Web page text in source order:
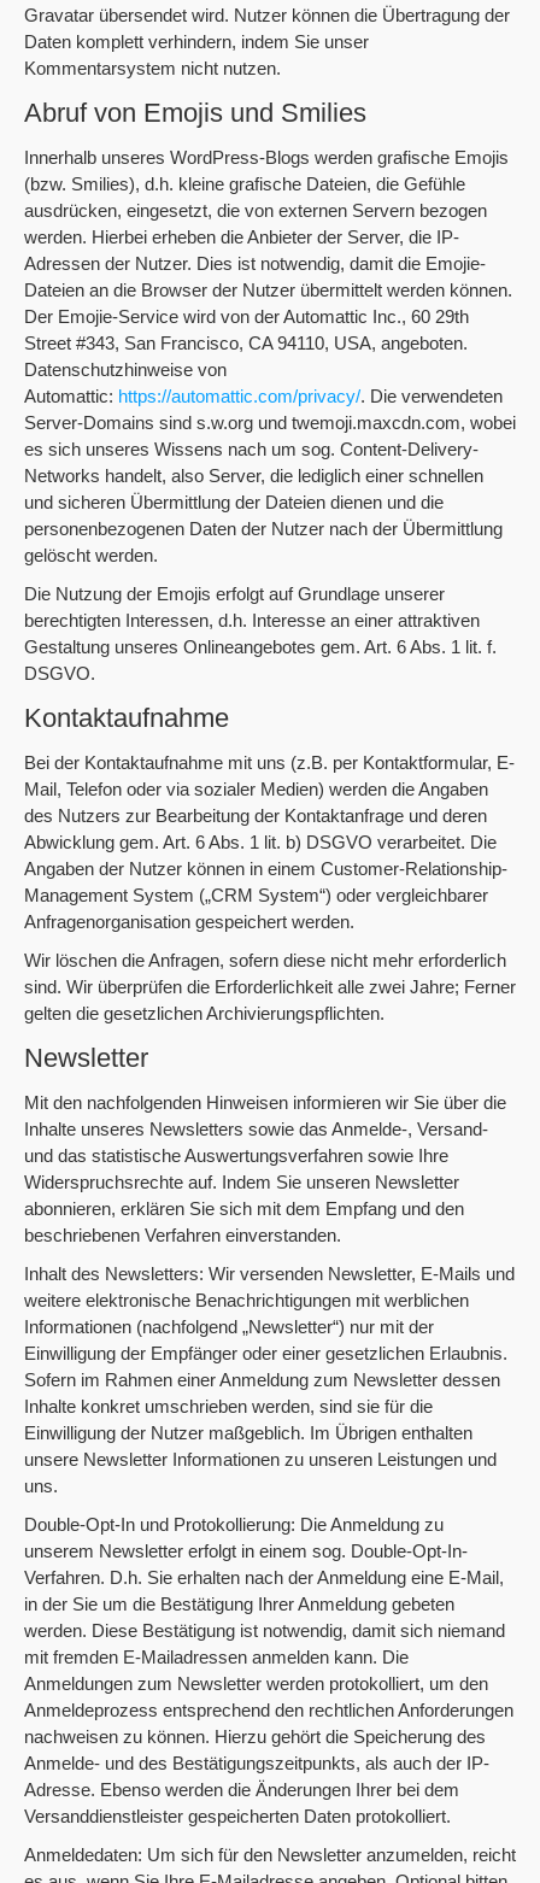
Gravatar übersendet wird. Nutzer können die Übertragung der
Daten komplett verhindern, indem Sie unser
Kommentarsystem nicht nutzen.
Abruf von Emojis und Smilies
Innerhalb unseres WordPress-Blogs werden grafische Emojis
(bzw. Smilies), d.h. kleine grafische Dateien, die Gefühle
ausdrücken, eingesetzt, die von externen Servern bezogen
werden. Hierbei erheben die Anbieter der Server, die IP-
Adressen der Nutzer. Dies ist notwendig, damit die Emojie-
Dateien an die Browser der Nutzer übermittelt werden können.
Der Emojie-Service wird von der Automattic Inc., 60 29th
Street #343, San Francisco, CA 94110, USA, angeboten.
Datenschutzhinweise von
Automattic: https://automattic.com/privacy/. Die verwendeten
Server-Domains sind s.w.org und twemoji.maxcdn.com, wobei
es sich unseres Wissens nach um sog. Content-Delivery-
Networks handelt, also Server, die lediglich einer schnellen
und sicheren Übermittlung der Dateien dienen und die
personenbezogenen Daten der Nutzer nach der Übermittlung
gelöscht werden.
Die Nutzung der Emojis erfolgt auf Grundlage unserer
berechtigten Interessen, d.h. Interesse an einer attraktiven
Gestaltung unseres Onlineangebotes gem. Art. 6 Abs. 1 lit. f.
DSGVO.
Kontaktaufnahme
Bei der Kontaktaufnahme mit uns (z.B. per Kontaktformular, E-
Mail, Telefon oder via sozialer Medien) werden die Angaben
des Nutzers zur Bearbeitung der Kontaktanfrage und deren
Abwicklung gem. Art. 6 Abs. 1 lit. b) DSGVO verarbeitet. Die
Angaben der Nutzer können in einem Customer-Relationship-
Management System („CRM System“) oder vergleichbarer
Anfragenorganisation gespeichert werden.
Wir löschen die Anfragen, sofern diese nicht mehr erforderlich
sind. Wir überprüfen die Erforderlichkeit alle zwei Jahre; Ferner
gelten die gesetzlichen Archivierungspflichten.
Newsletter
Mit den nachfolgenden Hinweisen informieren wir Sie über die
Inhalte unseres Newsletters sowie das Anmelde-, Versand-
und das statistische Auswertungsverfahren sowie Ihre
Widerspruchsrechte auf. Indem Sie unseren Newsletter
abonnieren, erklären Sie sich mit dem Empfang und den
beschriebenen Verfahren einverstanden.
Inhalt des Newsletters: Wir versenden Newsletter, E-Mails und
weitere elektronische Benachrichtigungen mit werblichen
Informationen (nachfolgend „Newsletter“) nur mit der
Einwilligung der Empfänger oder einer gesetzlichen Erlaubnis.
Sofern im Rahmen einer Anmeldung zum Newsletter dessen
Inhalte konkret umschrieben werden, sind sie für die
Einwilligung der Nutzer maßgeblich. Im Übrigen enthalten
unsere Newsletter Informationen zu unseren Leistungen und
uns.
Double-Opt-In und Protokollierung: Die Anmeldung zu
unserem Newsletter erfolgt in einem sog. Double-Opt-In-
Verfahren. D.h. Sie erhalten nach der Anmeldung eine E-Mail,
in der Sie um die Bestätigung Ihrer Anmeldung gebeten
werden. Diese Bestätigung ist notwendig, damit sich niemand
mit fremden E-Mailadressen anmelden kann. Die
Anmeldungen zum Newsletter werden protokolliert, um den
Anmeldeprozess entsprechend den rechtlichen Anforderungen
nachweisen zu können. Hierzu gehört die Speicherung des
Anmelde- und des Bestätigungszeitpunkts, als auch der IP-
Adresse. Ebenso werden die Änderungen Ihrer bei dem
Versanddienstleister gespeicherten Daten protokolliert.
Anmeldedaten: Um sich für den Newsletter anzumelden, reicht